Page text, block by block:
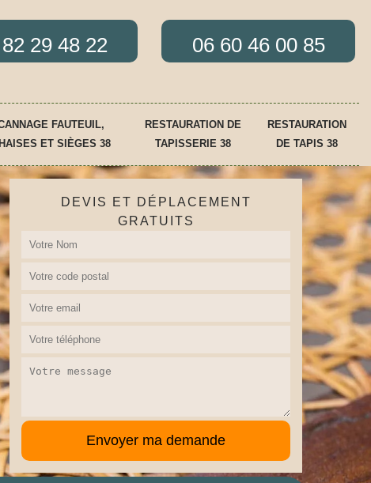
29 48 22 06 60 46 00 85
FAUTEUIL,
ET SIÈGES 38
RESTAURATION DE
TAPISSERIE 38
RESTAURATION
DE TAPIS 38
DEVIS ET DÉPLACEMENT
GRATUITS